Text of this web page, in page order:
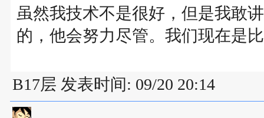
虽然我技术不是很好，但是我敢
的，他会努力尽管。我们现在是
B17层 发表时间: 09/20 20:14